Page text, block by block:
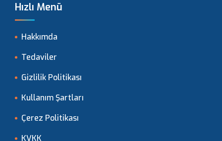
Hızlı Menü
Hakkımda
Tedaviler
Gizlilik Politikası
Kullanım Şartları
Çerez Politikası
KVKK